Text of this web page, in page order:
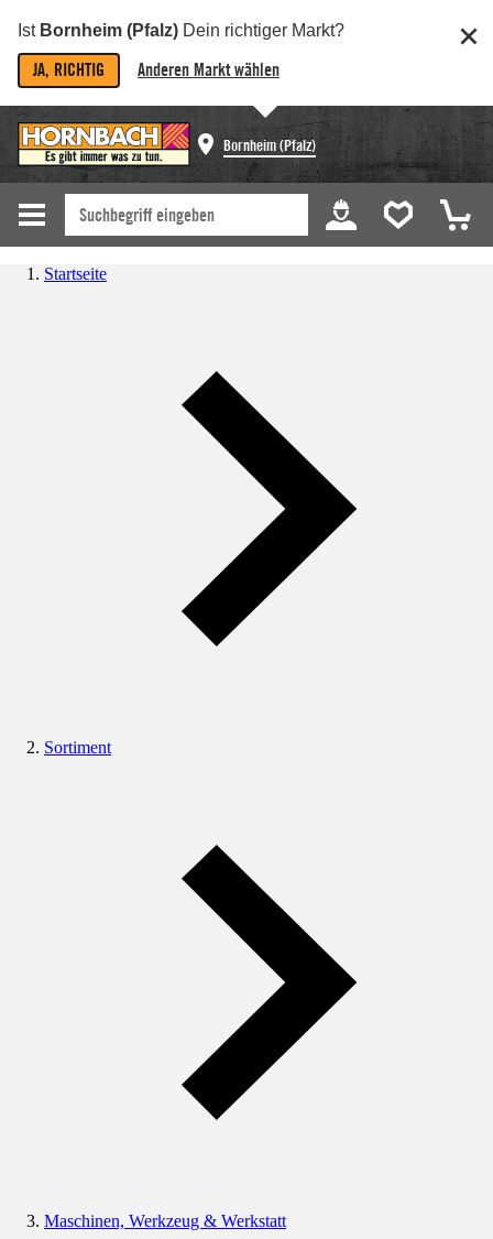
Ist Bornheim (Pfalz) Dein richtiger Markt?
JA, RICHTIG Anderen Markt wählen
Bornheim (Pfalz)
Startseite
Sortiment
Maschinen, Werkzeug & Werkstatt